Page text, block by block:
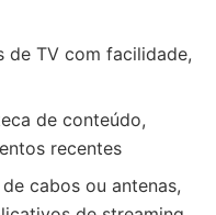
de TV com facilidade,
de conteúdo,
recentes
cabos ou antenas,